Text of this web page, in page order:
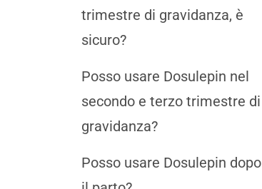
trimestre di gravidanza, è
sicuro?
Posso usare Dosulepin nel
secondo e terzo trimestre di
gravidanza?
Posso usare Dosulepin dopo